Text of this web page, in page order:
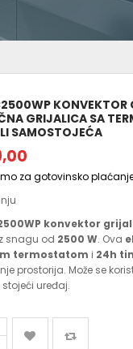
GRIJALICA SA
SAMOSTOJEĆA
za gotovinsko
konvektor
snagu od 2500 W. Ova
termostatom i 24h
prostorija. Može se
uređaj.